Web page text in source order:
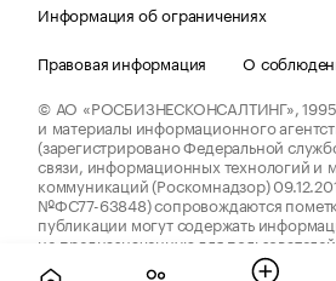
Информация об ограничениях
Правовая информация
О
© АО «РОСБИЗНЕСКОНСАЛТИНГ»,
и материалы информационного
(зарегистрировано Федеральной
связи, информационных технологий и
коммуникаций (Роскомнадзор)
№ФС77-63848) сопровождаются
публикации могут содержать
не предназначенную для пользователей
до 18 лет.